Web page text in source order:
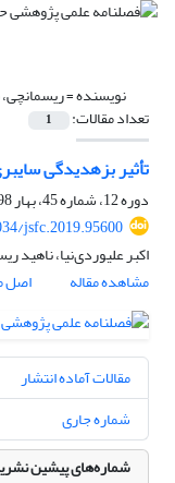
نویسنده =
تعداد مقالات: 1
تأثیر بزهدیدگی
دوره 12، شماره 45، بهار 1398، صفحه
jsfc.2019.95600
اکبر علیوردی‌نیا، ناهید
مشاهده مقاله
اصل
مقالات آماده انتشار
شماره جاری
شماره‌های پیشین